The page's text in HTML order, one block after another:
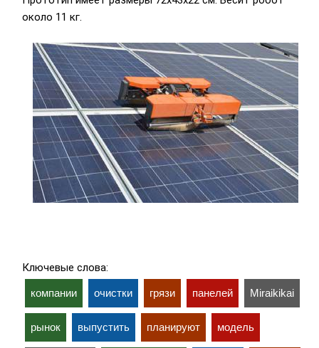
около 11 кг.
Ключевые слова:
компании очистки грязи панелей Miraikikai
рынок выпустить планируют модель